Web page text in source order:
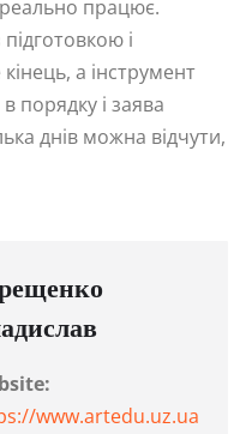
працює.
і
а інструмент
порядку і заява
днів можна відчути,
www.artedu.uz.ua